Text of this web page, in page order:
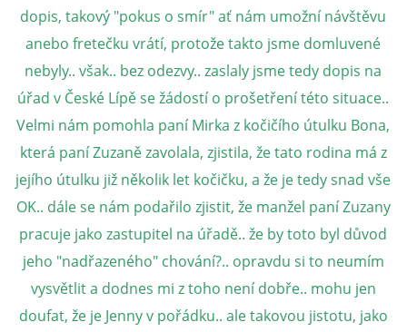
PODPORA
E - S H O P
HISTORIE 2022
O NÁS :-)
VÝROČNÍ ZPRÁVY
KONTAKT
dopis, takový "pokus o smír" ať nám umožní návštěvu
anebo fretečku vrátí, protože takto jsme domluvené
nebyly.. však.. bez odezvy.. zaslaly jsme tedy dopis na
úřad v České Lípě se žádostí o prošetření této situace..
Velmi nám pomohla paní Mirka z kočičího útulku Bona,
která paní Zuzaně zavolala, zjistila, že tato rodina má z
jejího útulku již několik let kočičku, a že je tedy snad vše
OK.. dále se nám podařilo zjistit, že manžel paní Zuzany
pracuje jako zastupitel na úřadě.. že by toto byl důvod
jeho "nadřazeného" chování?.. opravdu si to neumím
vysvětlit a dodnes mi z toho není dobře.. mohu jen
doufat, že je Jenny v pořádku.. ale takovou jistotu, jako